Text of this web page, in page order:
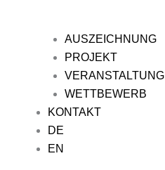
AUSZEICHNUNG
PROJEKT
VERANSTALTUNG
WETTBEWERB
KONTAKT
DE
EN